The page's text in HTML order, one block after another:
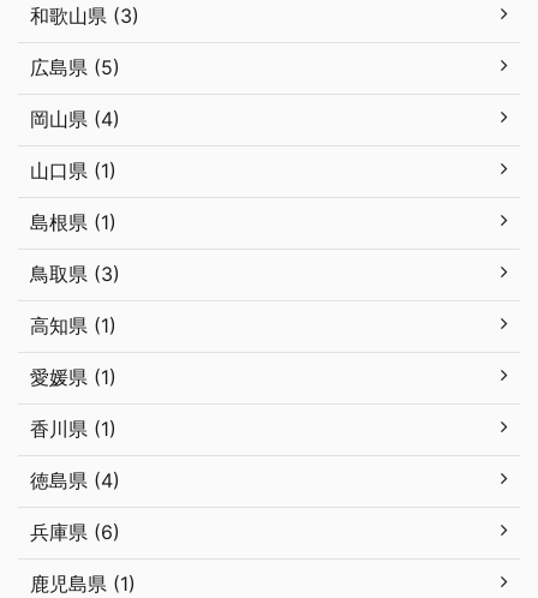
和歌山県 (3)
広島県 (5)
岡山県 (4)
山口県 (1)
島根県 (1)
鳥取県 (3)
高知県 (1)
愛媛県 (1)
香川県 (1)
徳島県 (4)
兵庫県 (6)
鹿児島県 (1)